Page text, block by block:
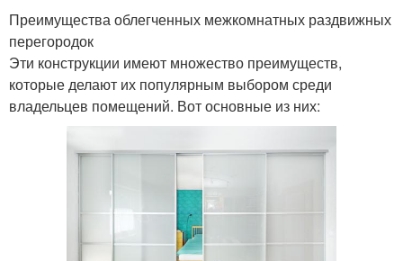
Преимущества облегченных межкомнатных раздвижных
перегородок
Эти конструкции имеют множество преимуществ,
которые делают их популярным выбором среди
владельцев помещений. Вот основные из них: